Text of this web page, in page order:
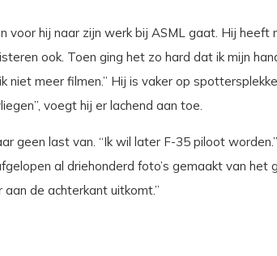
voor hij naar zijn werk bij ASML gaat. Hij heeft
ook. Toen ging het zo hard dat ik mijn
niet meer filmen.” Hij is vaker op
voegt hij er lachend aan toe.
geen last van. “Ik wil later F-35 piloot
al driehonderd foto’s gemaakt van het
de achterkant uitkomt.”